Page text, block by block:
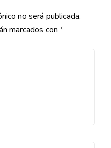
no será publicada.
marcados con *